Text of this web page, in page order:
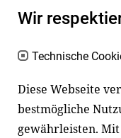
Newsletter
Wir
Technische
Diese Webseite
bestmögliche
gewährleisten.